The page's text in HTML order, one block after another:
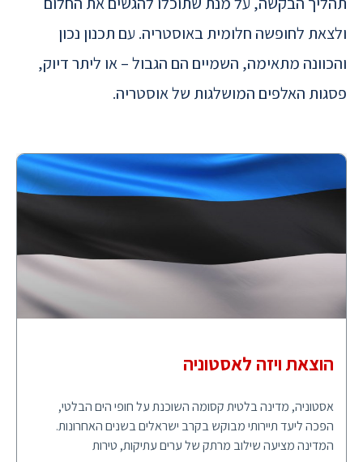
ולצאת לחופשה חלומית באוסטריה. עם תכנון נכון
והכוונה מתאימה, השמיים הם הגבול – או ליתר דיוק,
פסגות האלפים המושלגות של אוסטריה.
הוצאת ויזה לאסטוניה
אסטוניה, מדינה בלטית קסומה השוכנת על חופי הים הבלטי,
הפכה ליעד תיירותי מבוקש בקרב ישראלים בשנים האחרונות.
המדינה מציעה שילוב מרתק של ערים עתיקות, טירות